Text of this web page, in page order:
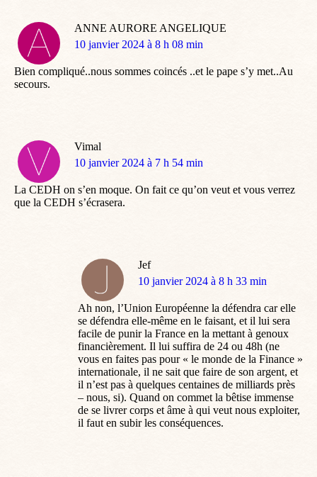
ANNE AURORE ANGELIQUE
dit
10 janvier 2024 à 8 h 08 min
Bien compliqué..nous sommes coincés ..et le pape s’y met..Au
secours.
Vimal
dit
10 janvier 2024 à 7 h 54 min
La CEDH on s’en moque. On fait ce qu’on veut et vous verrez
que la CEDH s’écrasera.
Jef
dit
10 janvier 2024 à 8 h 33 min
Ah non, l’Union Européenne la défendra car elle
se défendra elle-même en le faisant, et il lui sera
facile de punir la France en la mettant à genoux
financièrement. Il lui suffira de 24 ou 48h (ne
vous en faites pas pour « le monde de la Finance »
internationale, il ne sait que faire de son argent, et
il n’est pas à quelques centaines de milliards près
– nous, si). Quand on commet la bêtise immense
de se livrer corps et âme à qui veut nous exploiter,
il faut en subir les conséquences.